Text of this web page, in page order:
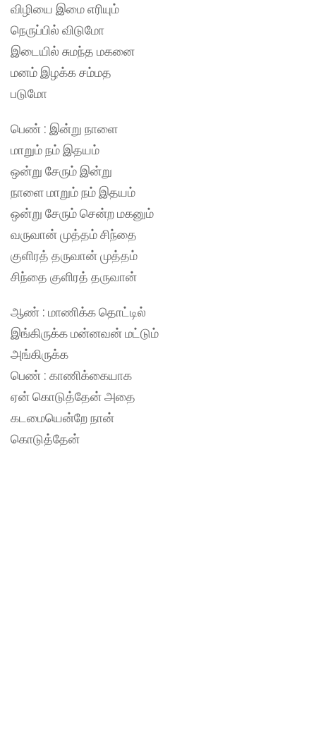
விழியை இமை எரியும்
நெருப்பில் விடுமோ
இடையில் சுமந்த மகனை
மனம் இழக்க சம்மத
படுமோ
பெண் : இன்று நாளை
மாறும் நம் இதயம்
ஒன்று சேரும் இன்று
நாளை மாறும் நம் இதயம்
ஒன்று சேரும் சென்ற மகனும்
வருவான் முத்தம் சிந்தை
குளிரத் தருவான் முத்தம்
சிந்தை குளிரத் தருவான்
ஆண் : மாணிக்க தொட்டில்
இங்கிருக்க மன்னவன் மட்டும்
அங்கிருக்க
பெண் : காணிக்கையாக
ஏன் கொடுத்தேன் அதை
கடமையென்றே நான்
கொடுத்தேன்